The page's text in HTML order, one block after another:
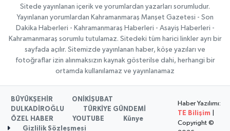
Sitede yayınlanan içerik ve yorumlardan yazarları sorumludur.
Yayınlanan yorumlardan Kahramanmaraş Manşet Gazetesi - Son
Dakika Haberleri - Kahramanmaraş Haberleri - Asayiş Haberleri -
Kahramanmaraş sorumlu tutulamaz. Sitedeki tüm harici linkler ayrı bir
sayfada açılır. Sitemizde yayınlanan haber, köşe yazıları ve
fotoğraflar izin alınmaksızın kaynak gösterilse dahi, herhangi bir
ortamda kullanılamaz ve yayınlanamaz
BÜYÜKŞEHİR
ONİKİŞUBAT
DULKADİROĞLU
TÜRKİYE GÜNDEMİ
ÖZEL HABER
YOUTUBE
Künye
Gizlilik Sözleşmesi
Haber Yazılımı:
TE Bilişim
Copyright ©